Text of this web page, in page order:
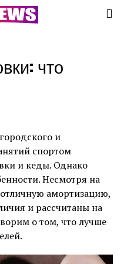
что
и
спортом
и кеды. Однако
Несмотря на
амортизацию,
и рассчитаны на
о том, что лучше